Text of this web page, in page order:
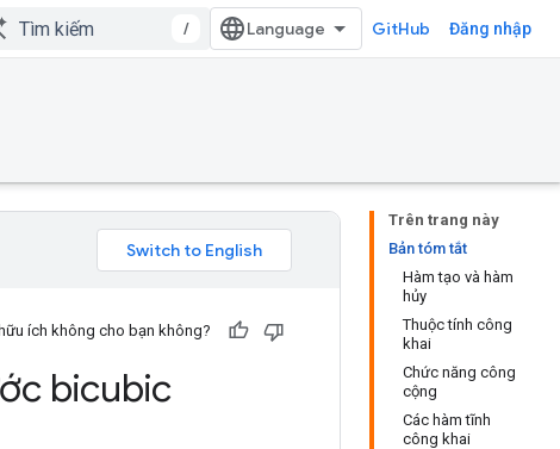
/ GitHub Đăng nhập
Trên trang này
Bản tóm tắt
Hàm tạo và hàm
hủy
Thuộc tính công
khai
Chức năng công
cộng
Các hàm tĩnh
công khai
ích không cho bạn không?
bicubic